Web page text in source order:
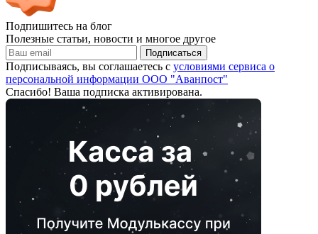
Подпишитесь на блог
Полезные статьи, новости и многое другое
Подписаться
Подписываясь, вы соглашаетесь с условиями сервиса о
персональной информации ООО "Аванпост"
Спасибо! Ваша подписка активирована.